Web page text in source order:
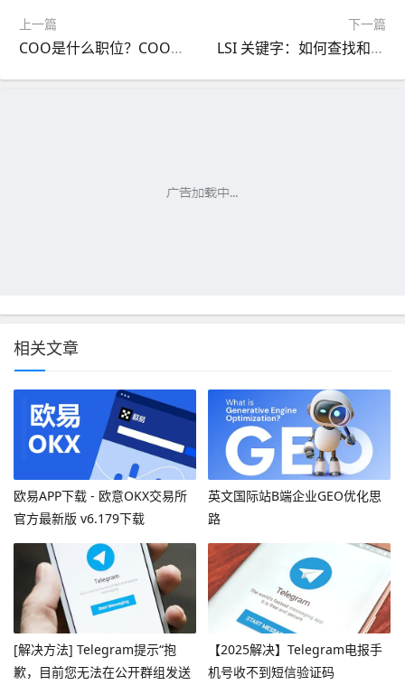
上一篇
COO是什么职位？COO是什么意思？
下一篇
LSI 关键字：如何查找和使用语义相关词来改善SEO
相关文章
欧易APP下载 - 欧意OKX交易所
官方最新版 v6.179下载
英文国际站B端企业GEO优化思
路
[解决方法] Telegram提示“抱
歉，目前您无法在公开群组发送
【2025解决】Telegram电报手
机号收不到短信验证码